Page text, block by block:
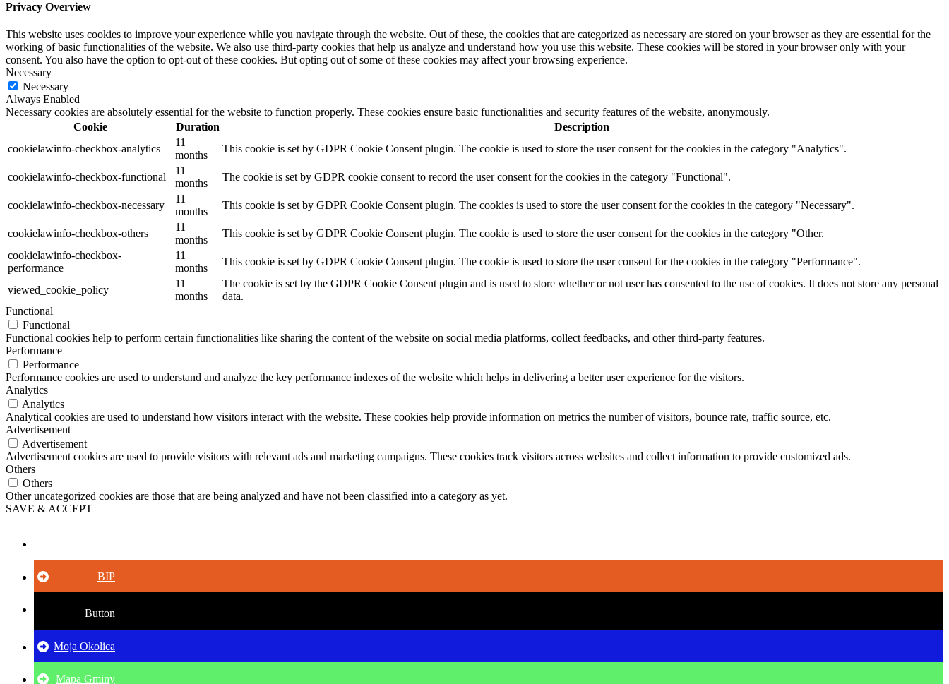
Privacy Overview
This website uses cookies to improve your experience while you navigate through the website. Out of these, the cookies that are categorized as necessary are stored on your browser as they are essential for the
working of basic functionalities of the website. We also use third-party cookies that help us analyze and understand how you use this website. These cookies will be stored in your browser only with your
consent. You also have the option to opt-out of these cookies. But opting out of some of these cookies may affect your browsing experience.
Necessary
Necessary
Always Enabled
Necessary cookies are absolutely essential for the website to function properly. These cookies ensure basic functionalities and security features of the website, anonymously.
Cookie
Duration
Description
cookielawinfo-checkbox-analytics
11
months
This cookie is set by GDPR Cookie Consent plugin. The cookie is used to store the user consent for the cookies in the category "Analytics".
cookielawinfo-checkbox-functional
11
months
The cookie is set by GDPR cookie consent to record the user consent for the cookies in the category "Functional".
cookielawinfo-checkbox-necessary
11
months
This cookie is set by GDPR Cookie Consent plugin. The cookies is used to store the user consent for the cookies in the category "Necessary".
cookielawinfo-checkbox-others
11
months
This cookie is set by GDPR Cookie Consent plugin. The cookie is used to store the user consent for the cookies in the category "Other.
cookielawinfo-checkbox-
performance
11
months
This cookie is set by GDPR Cookie Consent plugin. The cookie is used to store the user consent for the cookies in the category "Performance".
viewed_cookie_policy
11
months
The cookie is set by the GDPR Cookie Consent plugin and is used to store whether or not user has consented to the use of cookies. It does not store any personal
data.
Functional
Functional
Functional cookies help to perform certain functionalities like sharing the content of the website on social media platforms, collect feedbacks, and other third-party features.
Performance
Performance
Performance cookies are used to understand and analyze the key performance indexes of the website which helps in delivering a better user experience for the visitors.
Analytics
Analytics
Analytical cookies are used to understand how visitors interact with the website. These cookies help provide information on metrics the number of visitors, bounce rate, traffic source, etc.
Advertisement
Advertisement
Advertisement cookies are used to provide visitors with relevant ads and marketing campaigns. These cookies track visitors across websites and collect information to provide customized ads.
Others
Others
Other uncategorized cookies are those that are being analyzed and have not been classified into a category as yet.
SAVE & ACCEPT
BIP
Button
Moja Okolica
Mapa Gminy